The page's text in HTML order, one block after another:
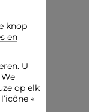
de buitenlucht. Voor
op lage
Referentie:
Categorie :
Kleur : Hemden
knop
en
U
op elk
«